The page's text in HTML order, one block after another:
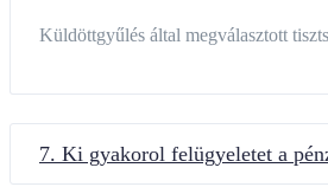
Küldöttgyűlés által megválasztott
7. Ki gyakorol felügyeletet a